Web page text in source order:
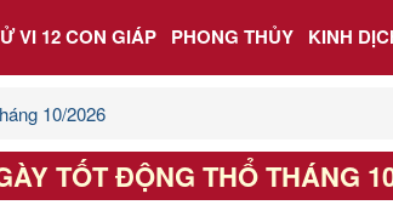
VI 12 CON GIÁP PHONG THỦY KINH
10/2026
TỐT ĐỘNG THỔ THÁNG